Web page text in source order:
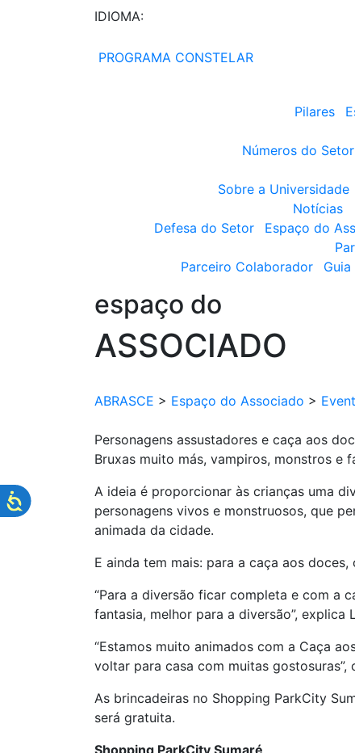
IDIOMA:
PROGRAMA CONSTELAR
Pilares
Números do Setor
Sobre a Universidade
Notícias
Defesa do Setor
Espaço do
Parceiro Colaborador
espaço do
ASSOCIADO
ABRASCE > Espaço do Associado >
Personagens assustadores e caça aos
Bruxas muito más, vampiros, monstros e
A ideia é proporcionar às crianças uma
personagens vivos e monstruosos, que
animada da cidade.
E ainda tem mais: para a caça aos
“Para a diversão ficar completa e com a
fantasia, melhor para a diversão”,
“Estamos muito animados com a Caça
voltar para casa com muitas
As brincadeiras no Shopping ParkCity
será gratuita.
Shopping ParkCity Sumaré